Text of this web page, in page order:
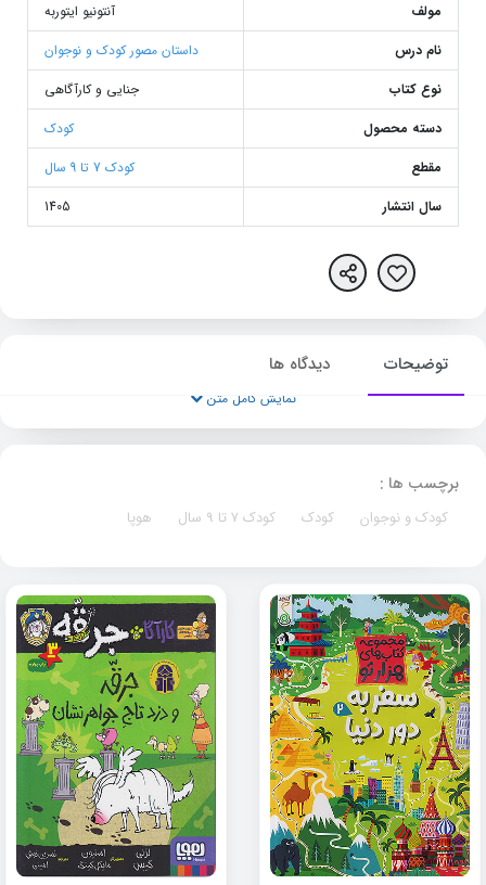
مولف
آنتونیو ایتوربه
نام درس
داستان مصور کودک و نوجوان
نوع کتاب
جنایی و کارآگاهی
دسته محصول
کودک
مقطع
کودک 7 تا 9 سال
سال انتشار
1405
توضیحات دیدگاه ها
نمایش کامل متن
برچسب ها :
کودک و نوجوان کودک کودک 7 تا 9 سال هوپا